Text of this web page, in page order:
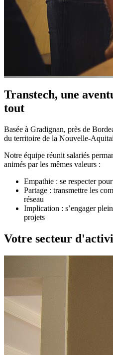
Transtech, une
tout
Basée à Gradignan, près de
du territoire de la Nouvelle-
Notre équipe réunit salariés
animés par les mêmes valeurs :
Empathie : se respecter
Partage : transmettre les
réseau
Implication : s’engager
projets
Votre secteur